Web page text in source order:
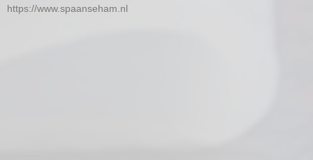
https://www.spaanseham.nl